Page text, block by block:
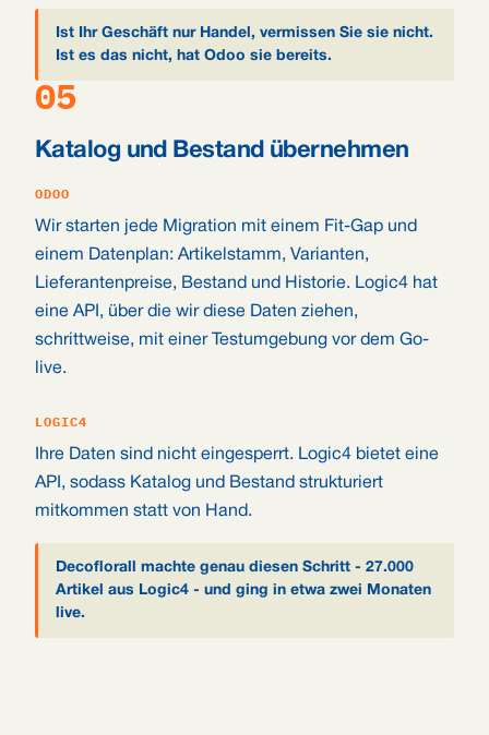
Ist Ihr Geschäft nur Handel, vermissen Sie sie nicht.
Ist es das nicht, hat Odoo sie bereits.
05
Katalog und Bestand übernehmen
ODOO
Wir starten jede Migration mit einem Fit-Gap und
einem Datenplan: Artikelstamm, Varianten,
Lieferantenpreise, Bestand und Historie. Logic4 hat
eine API, über die wir diese Daten ziehen,
schrittweise, mit einer Testumgebung vor dem Go-
live.
LOGIC4
Ihre Daten sind nicht eingesperrt. Logic4 bietet eine
API, sodass Katalog und Bestand strukturiert
mitkommen statt von Hand.
Decoflorall machte genau diesen Schritt - 27.000
Artikel aus Logic4 - und ging in etwa zwei Monaten
live.